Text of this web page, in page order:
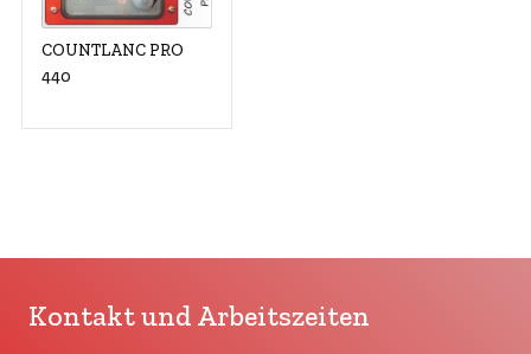
COUNTLANC PRO
440
Kontakt und Arbeitszeiten